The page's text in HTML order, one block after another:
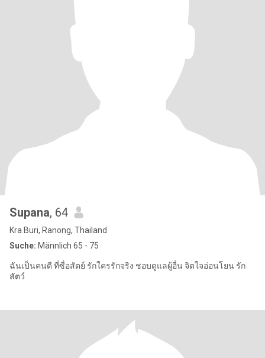
Supana, 64
Kra Buri, Ranong, Thailand
Suche: Männlich 65 - 75
ฉันเป็นคนดี ที่ซื่อสัตย์ รักใครรักจริง ชอบดูแลผู้อื่น จิตใจอ่อนโยน รัก
สัตว์